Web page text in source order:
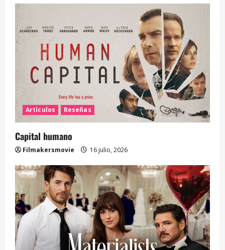
Artículos Reseñas
Capital humano
Filmakersmovie 16 julio, 2026